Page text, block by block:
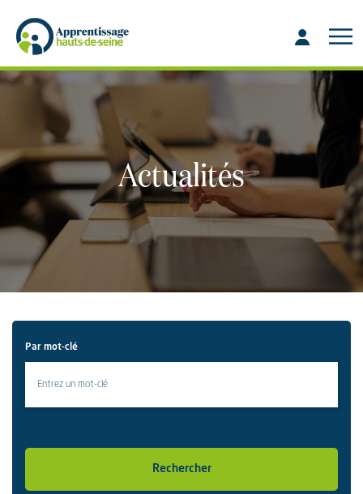
contenu
recherche
Actualités
Par mot-clé
Rechercher